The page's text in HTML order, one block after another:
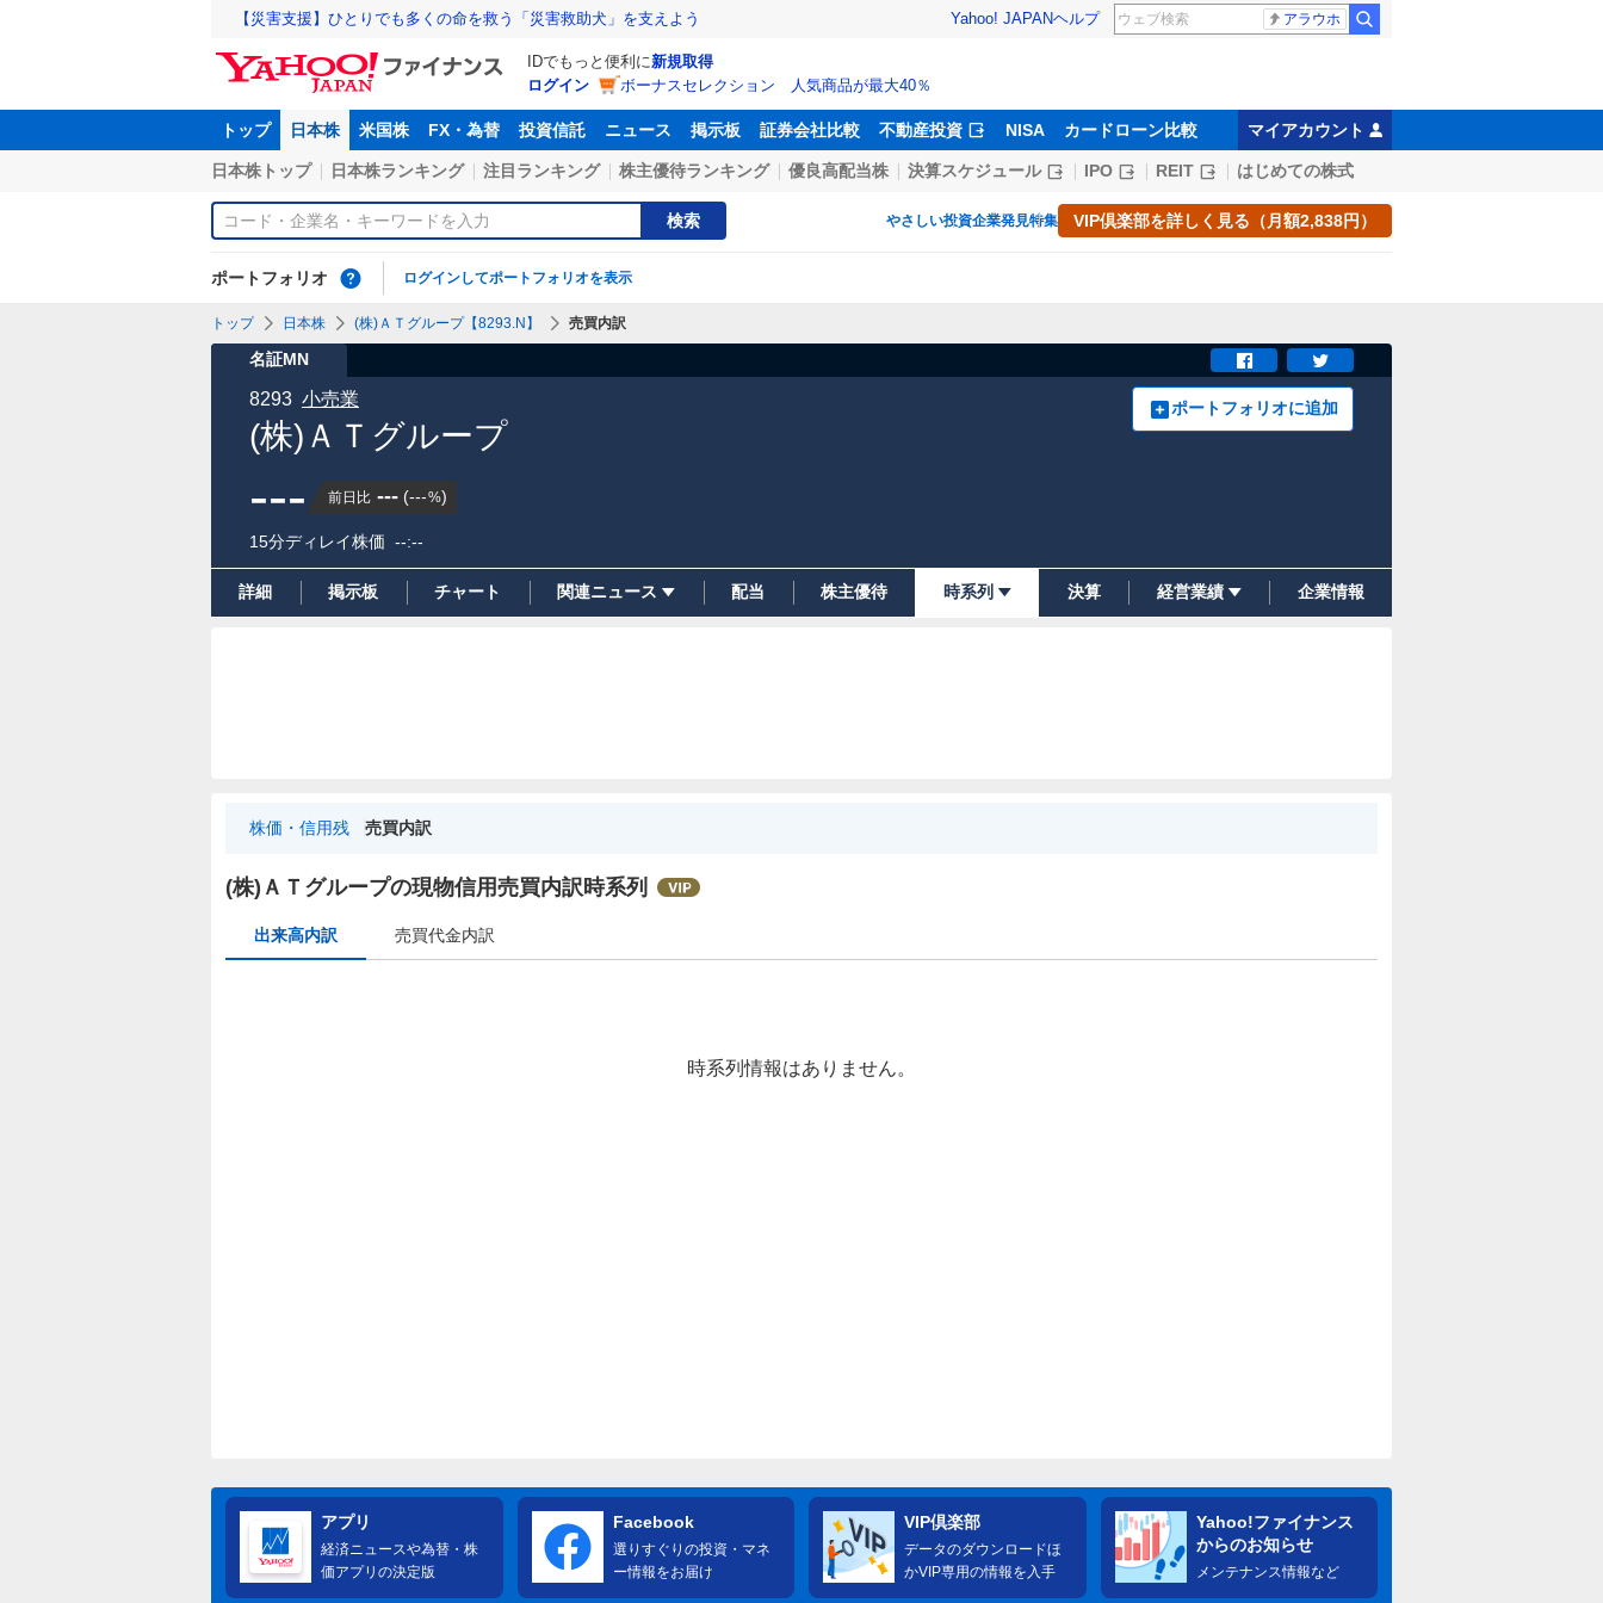
【災害支援】ひとりでも多くの命を救う「災害救助犬」を支えよう Yahoo! JAPANヘルプ アラウホ
IDでもっと便利に新規取得
ログイン
ボーナスセレクション 人気商品が最大40％
トップ 日本株 米国株 FX・為替 投資信託 ニュース 掲示板 証券会社比較 不動産投資 NISA カードローン比較 マイアカウント
日本株トップ 日本株ランキング 注目ランキング 株主優待ランキング 優良高配当株 決算スケジュール IPO REIT はじめての株式
検索 やさしい投資企業発見特集 VIP倶楽部を詳しく見る（月額2,838円）
ポートフォリオ ログインしてポートフォリオを表示
トップ 日本株 (株)ＡＴグループ【8293.N】 売買内訳
名証MN
(株)ＡＴグループ
8293 小売業 ポートフォリオに追加
--- 前日比 --- (---%)
15分ディレイ株価 --:--
詳細 掲示板 チャート 関連ニュース 配当 株主優待 時系列 決算 経営業績 企業情報
株価・信用残 売買内訳
(株)ＡＴグループの現物信用売買内訳時系列
来
訳
出来高内訳 売買代金内訳
時系列情報はありません。
アプリ
経済ニュースや為替・株
価アプリの決定版
Facebook
選りすぐりの投資・マネ
ー情報をお届け
VIP倶楽部
データのダウンロードほ
かVIP専用の情報を入手
Yahoo!ファイナンス
からのお知らせ
メンテナンス情報など